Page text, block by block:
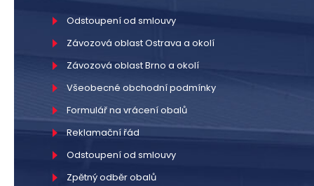
Odstoupení od smlouvy
Závozová oblast Ostrava a okolí
Závozová oblast Brno a okolí
Všeobecné obchodní podmínky
Formulář na vrácení obalů
Reklamační řád
Odstoupení od smlouvy
Zpětný odběr obalů